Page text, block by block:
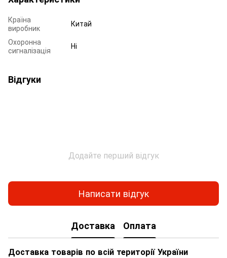
Країна
виробник
Китай
Охоронна
сигналізація
Ні
Відгуки
Додайте перший відгук
Написати відгук
Доставка Оплата
Доставка товарів по всій території України